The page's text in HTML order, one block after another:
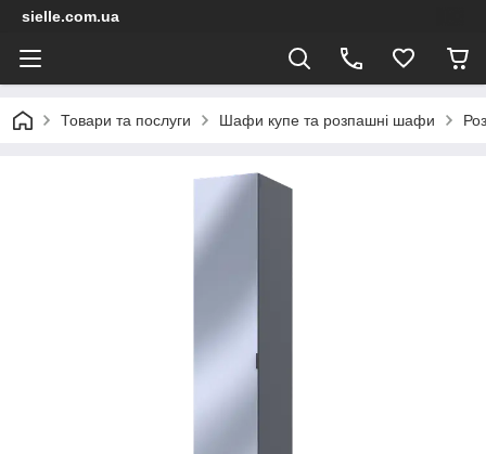
sielle.com.ua
Товари та послуги Шафи купе та розпашні шафи